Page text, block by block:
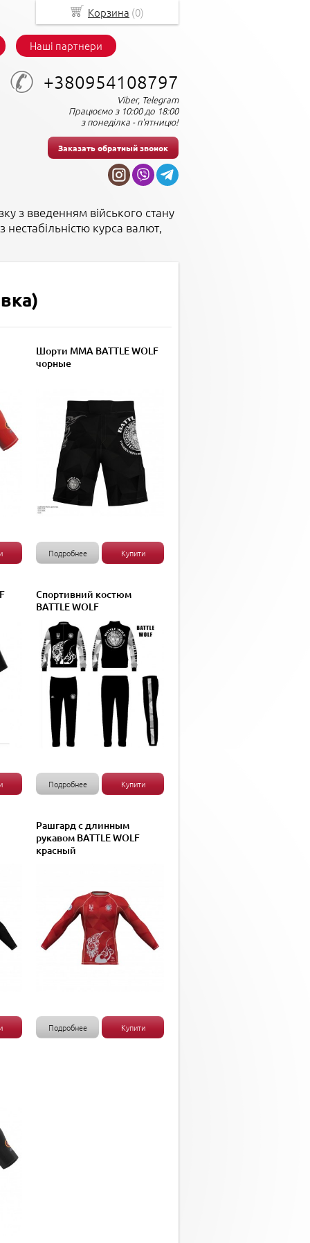
Наші партнери
+380954108797
Viber, Telegram
Працюємо з 10:00 до 18:00
з понеділка - п'ятницю!
Заказать обратный звонок
з введенням війського стану
курса валют,
Шорти ММА BATTLE WOLF
чорные
Подробнее Купити
Спортивний костюм
BATTLE WOLF
Подробнее Купити
Рашгард с длинным
рукавом BATTLE WOLF
красный
Подробнее Купити
Корзина (0)